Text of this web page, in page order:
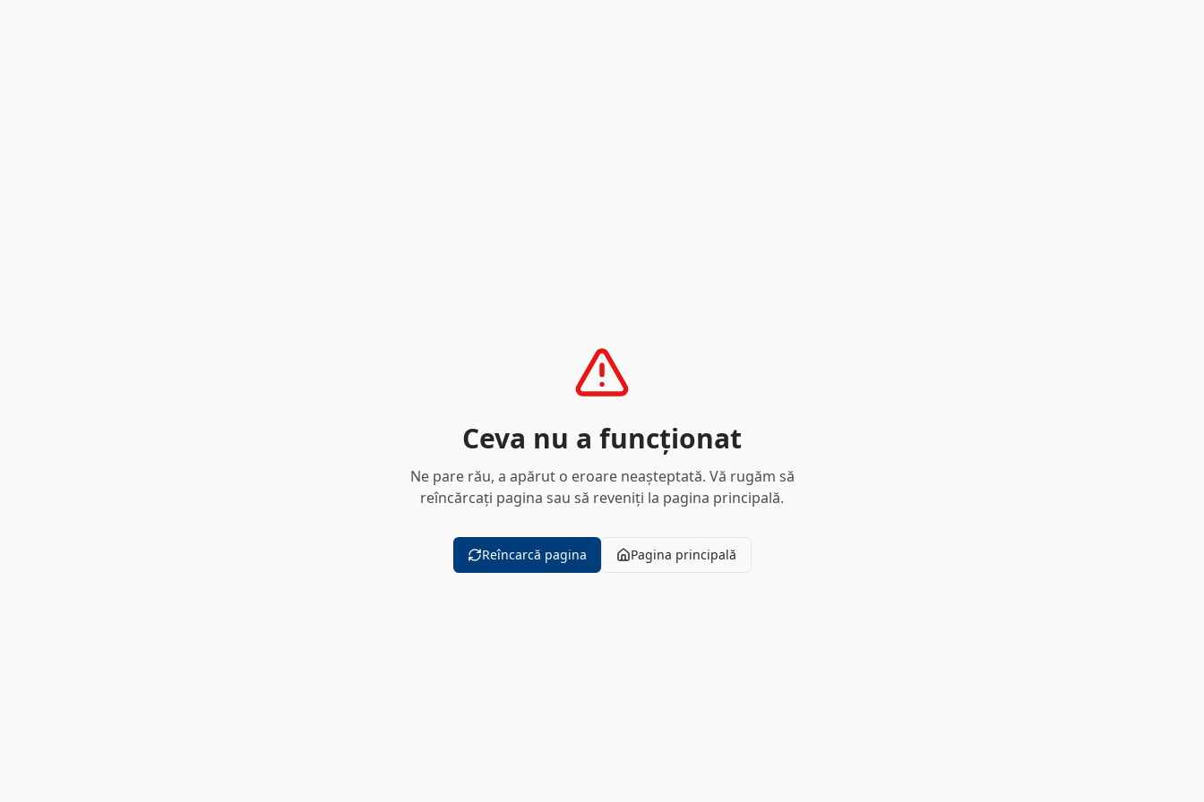
Ceva nu a funcționat
Ne pare rău, a apărut o eroare neașteptată. Vă rugăm să
reîncărcați pagina sau să reveniți la pagina principală.
Reîncarcă pagina Pagina principală